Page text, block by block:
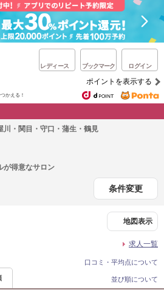
レディース ブックマーク ログイン
ポイントを表示する
かえる！
川・関目・守口・蒲生・鶴見
が得意なサロン
条件変更
地図表示
求人一覧
口コミ・平均点について
並び順について